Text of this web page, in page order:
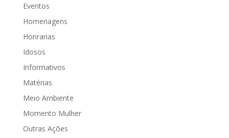
Eventos
Homenagens
Honrarias
Idosos
Informativos
Matérias
Meio Ambiente
Momento Mulher
Outras Ações